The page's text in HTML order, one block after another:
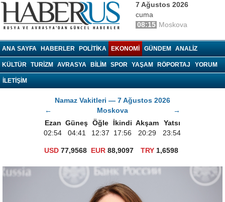
7 Ağustos 2026
cuma
08:15 Moskova
ANA SAYFA HABERLER POLITIKA EKONOMI GÜNDEM ANALIZ
KÜLTÜR TURIZM AVRASYA BILIM SPOR YAŞAM RÖPORTAJ YORUM
İLETİŞİM
Namaz Vakitleri — 7 Ağustos 2026
←
Moskova
→
Ezan Güneş Öğle İkindi Akşam
Yatsı
02:54
04:41 12:37 17:56 20:29 23:54
USD 77,9568 EUR 88,9097 TRY1,6598